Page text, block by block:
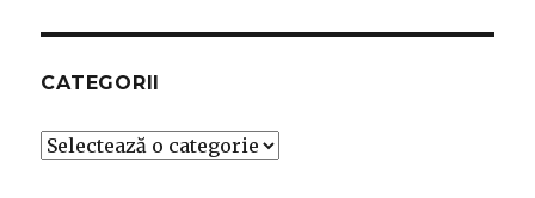
CATEGORII
Categorii